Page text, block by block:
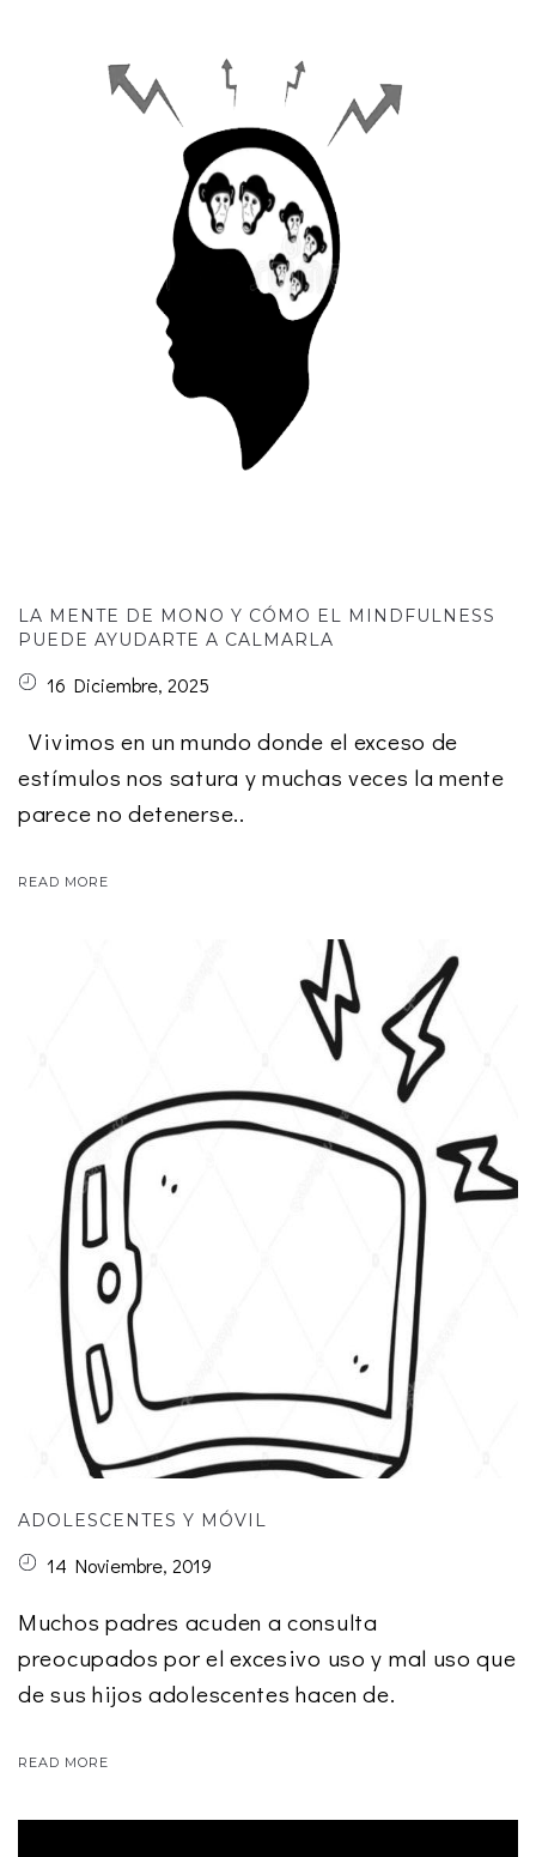
LA MENTE DE MONO Y CÓMO EL MINDFULNESS
PUEDE AYUDARTE A CALMARLA
16 Diciembre, 2025
Vivimos en un mundo donde el exceso de
estímulos nos satura y muchas veces la mente
parece no detenerse..
READ MORE
ADOLESCENTES Y MÓVIL
14 Noviembre, 2019
Muchos padres acuden a consulta
preocupados por el excesivo uso y mal uso que
de sus hijos adolescentes hacen de.
READ MORE